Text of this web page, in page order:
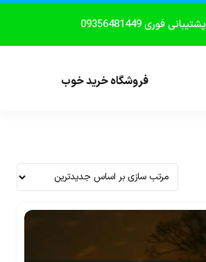
پشتیبانی فوری 09356481449
فروشگاه خرید خوب